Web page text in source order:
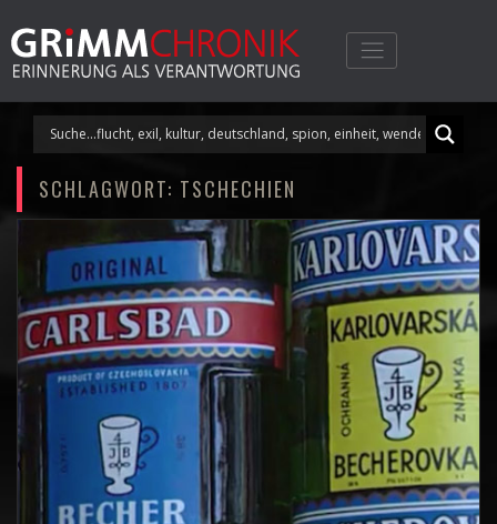
content
SCHLAGWORT: TSCHECHIEN